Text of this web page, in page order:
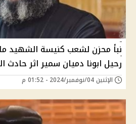
نبأ محزن لشعب كنيسة الشهيد
رحيل ابونا دميان سمير اثر حادث
الإثنين 04/نوفمبر/2024 - 01:52 م